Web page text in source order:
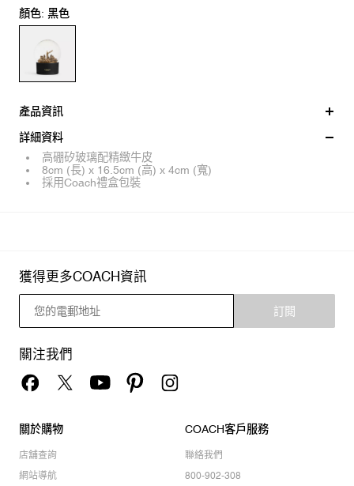
顏色: 黑色
產品資訊
詳細資料
高硼矽玻璃配精緻牛皮
8cm (長) x 16.5cm (高) x 4cm (寬)
採用Coach禮盒包裝
獲得更多COACH資訊
訂閱
關注我們
關於購物
店舖查詢
網站導航
COACH客戶服務
聯絡我們
800-902-308